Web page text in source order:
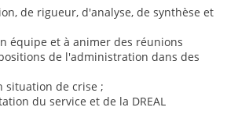
de rigueur, d'analyse, de synthèse et
équipe et à animer des réunions
de l'administration dans des
situation de crise ;
du service et de la DREAL